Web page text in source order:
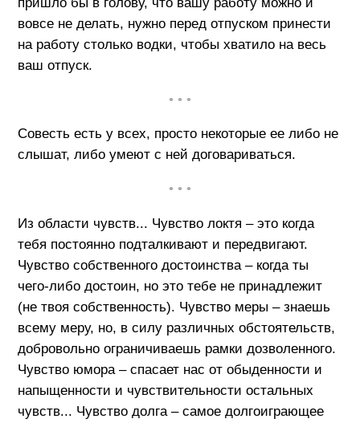
вовсе не делать, нужно перед отпуском принести
на работу столько водки, чтобы хватило на весь
ваш отпуск.
• • •
Совесть есть у всех, просто некоторые ее либо не
слышат, либо умеют с ней договариваться.
• • •
Из области чувств... Чувство локтя – это когда
тебя постоянно подталкивают и передвигают.
Чувство собственного достоинства – когда ты
чего-либо достоин, но это тебе не принадлежит
(не твоя собственность). Чувство меры – знаешь
всему меру, но, в силу различных обстоятельств,
добровольно ограничиваешь рамки дозволенного.
Чувство юмора – спасает нас от обыденности и
напыщенности и чувствительности остальных
чувств... Чувство долга – самое долгоиграющее